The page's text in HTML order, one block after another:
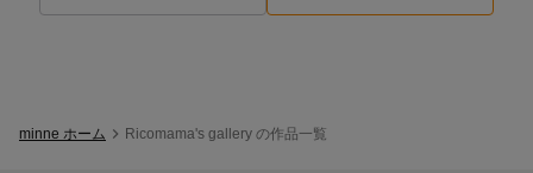
minne ホーム Ricomama's gallery の作品一覧